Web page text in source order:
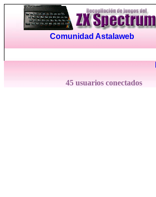
Comunidad Astalaweb
45 usuarios conectados